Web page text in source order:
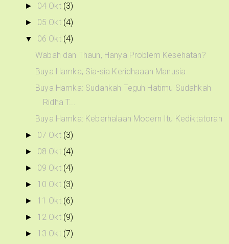
► 04 Okt (3)
► 05 Okt (4)
▼ 06 Okt (4)
Wabah dan Thaun, Hanya Problem Kesehatan?
Buya Hamka; Sia-sia Keridhaaan Manusia
Buya Hamka: Sudahkah Teguh Hatimu Sudahkah
Ridha T...
Buya Hamka: Keberhalaan Modern Itu Kediktatoran
► 07 Okt (3)
► 08 Okt (4)
► 09 Okt (4)
► 10 Okt (3)
► 11 Okt (6)
► 12 Okt (9)
► 13 Okt (7)